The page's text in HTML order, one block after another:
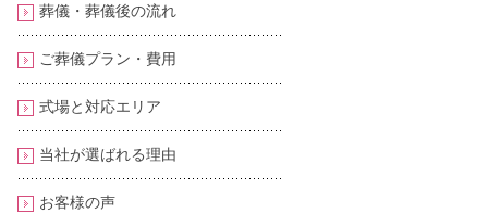
葬儀・葬儀後の流れ
ご葬儀プラン・費用
式場と対応エリア
当社が選ばれる理由
お客様の声